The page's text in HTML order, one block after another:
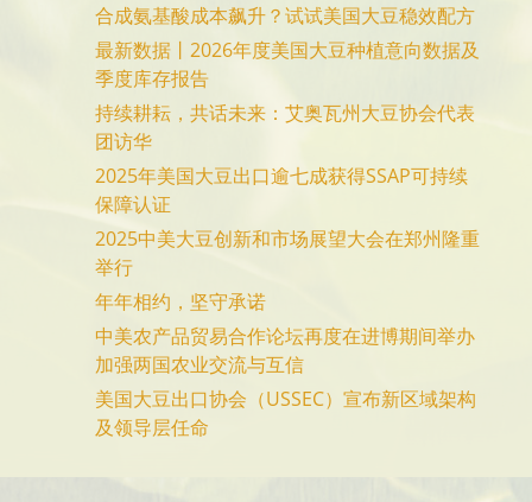
合成氨基酸成本飙升？试试美国大豆稳效配方
最新数据丨2026年度美国大豆种植意向数据及
季度库存报告
持续耕耘，共话未来：艾奥瓦州大豆协会代表
团访华
2025年美国大豆出口逾七成获得SSAP可持续
保障认证
2025中美大豆创新和市场展望大会在郑州隆重
举行
年年相约，坚守承诺
中美农产品贸易合作论坛再度在进博期间举办
加强两国农业交流与互信
美国大豆出口协会（USSEC）宣布新区域架构
及领导层任命